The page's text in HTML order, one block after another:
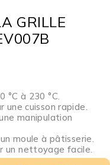
GRILLE
à 230 °C.
cuisson rapide.
manipulation
moule à pâtisserie.
un nettoyage facile.